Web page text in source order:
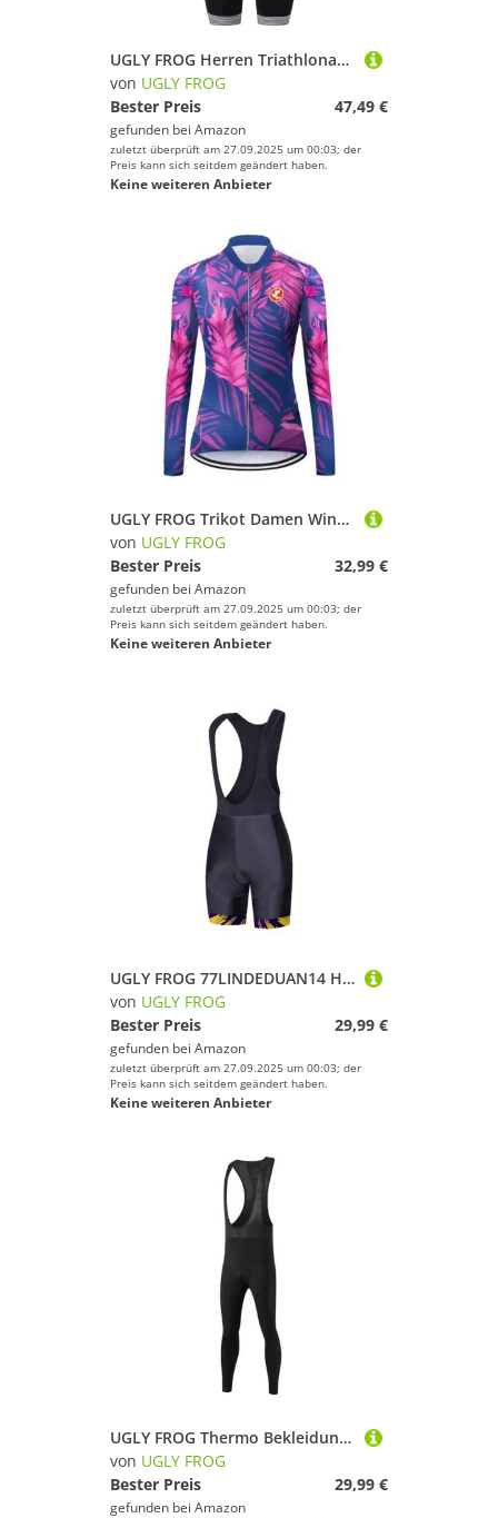
UGLY FROG Herren Triathlonanzug Gepolstert Einteiler Ärmellos Pro Triathlon-Anzug Rennsport Trisuit Kurzarm Radsportanzug für Radfahren Schwimmen Laufen
von UGLY FROG
Bester Preis
47,49 €
gefunden bei Amazon
zuletzt überprüft am 27.09.2025 um 00:03; der
Preis kann sich seitdem geändert haben.
Keine weiteren Anbieter
UGLY FROG Trikot Damen Winter Fleece 20D Gel Thermo Radsport Laufen Akzentuiert Taille Lange Fahrradbekleidung Outdoor-Mountainbiken 77DERONGSGNV03
von UGLY FROG
Bester Preis
32,99 €
gefunden bei Amazon
zuletzt überprüft am 27.09.2025 um 00:03; der
Preis kann sich seitdem geändert haben.
Keine weiteren Anbieter
UGLY FROG 77LINDEDUAN14 Herren Fahrradbekleidung Kurzarm MTB Radsportanzüge Radhose Radtrikots mit 3D-Gel-gepolsterten Shorts 2025
von UGLY FROG
Bester Preis
29,99 €
gefunden bei Amazon
zuletzt überprüft am 27.09.2025 um 00:03; der
Preis kann sich seitdem geändert haben.
Keine weiteren Anbieter
UGLY FROG Thermo Bekleidung - 20D Coolmax gepolstert - Atmungsaktiv - Reflektoren
von UGLY FROG
Bester Preis
29,99 €
gefunden bei Amazon